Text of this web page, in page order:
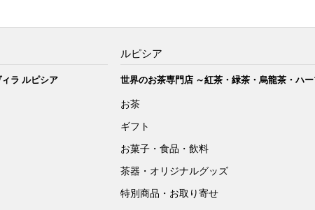
ラ ルピシア
ルピシア
世界のお茶専門店 ～紅茶・緑茶・烏龍茶・ハー
お茶
ギフト
お菓子・食品・飲料
茶器・オリジナルグッズ
特別商品・お取り寄せ